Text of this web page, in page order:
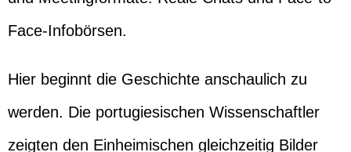
Face-Infobörsen.
Hier beginnt die Geschichte anschaulich zu
werden. Die portugiesischen Wissenschaftler
zeigten den Einheimischen gleichzeitig Bilder